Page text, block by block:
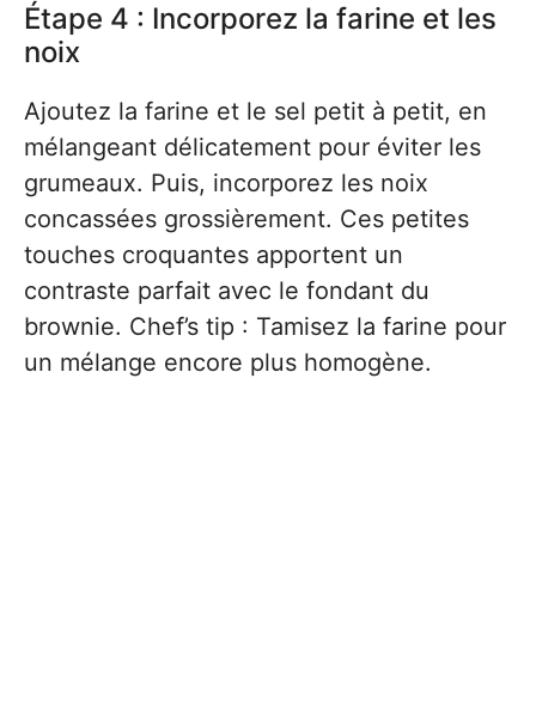
Étape 4 : Incorporez la farine et les
noix
Ajoutez la farine et le sel petit à petit, en
mélangeant délicatement pour éviter les
grumeaux. Puis, incorporez les noix
concassées grossièrement. Ces petites
touches croquantes apportent un
contraste parfait avec le fondant du
brownie. Chef’s tip : Tamisez la farine pour
un mélange encore plus homogène.